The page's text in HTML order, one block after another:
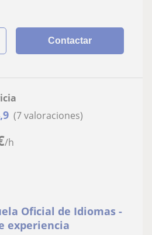
Contactar
/h
(7 valoraciones)
Oficial de Idiomas -
experiencia